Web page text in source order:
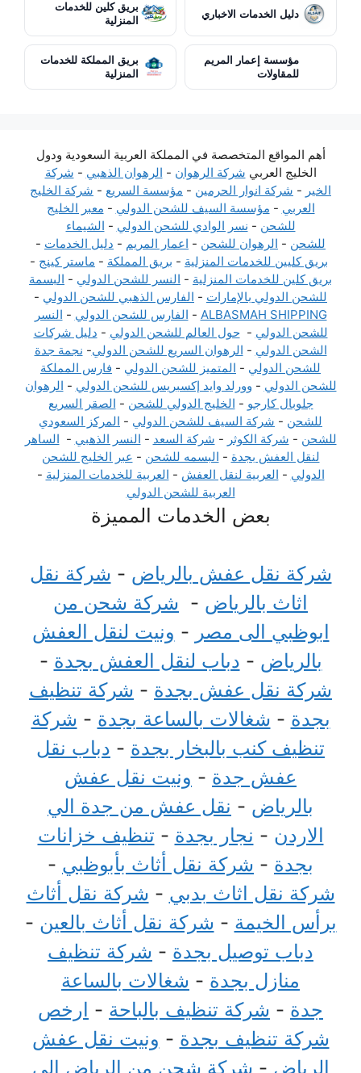
دليل الخدمات الاخباري
بريق كلين للخدمات
المنزلية
مؤسسة إعمار المريم
للمقاولات
بريق المملكة للخدمات
المنزلية
أهم المواقع المتخصصة في المملكة العربية السعودية ودول
الخليج العربي شركة الرهوان - الرهوان الذهبي - شركة
الخير - شركة انوار الحرمين - مؤسسة السريع - شركة الخليج
العربي - مؤسسة السيف للشحن الدولي - معبر الخليج
للشحن - نسر الوادي للشحن الدولي - الشيماء
للشحن - الرهوان للشحن - اعمار المريم - دليل الخدمات -
بريق كليين للخدمات المنزلية - بريق المملكة - ماستر كينج -
بريق كلين للخدمات المنزلية - النسر للشحن الدولي - البسمة
للشحن الدولي بالإمارات - الفارس الذهبي للشحن الدولي -
ALBASMAH SHIPPING
- الفارس للشحن الدولي - النسر
للشحن الدولي -حول العالم للشحن الدولي - دليل شركات
الشحن الدولي - الرهوان السريع للشحن الدولي- نجمة جدة
للشحن الدولي - المتميز للشحن الدولي - فارس المملكة
للشحن الدولي - وورلد وايد إكسبريس للشحن الدولي - الرهوان
جلوبال كارجو - الخليج الدولي للشحن - الصقر السريع
للشحن - شركة السيف للشحن الدولي - المركز السعودي
للشحن - شركة الكوثر - شركة السعد - النسر الذهبي - الساهر
لنقل العفش بجدة - البسمه للشحن - عبر الخليج للشحن
الدولي - العربية لنقل العفش - العربية للخدمات المنزلية -
العربية للشحن الدولي
بعض الخدمات المميزة
شركة نقل عفش بالرياض - شركة نقل
اثاث بالرياض - شركة شحن من
ابوظبي الى مصر - ونيت لنقل العفش
بالرياض - دباب لنقل العفش بجدة -
شركة نقل عفش بجدة - شركة تنظيف
بجدة - شغالات بالساعة بجدة - شركة
تنظيف كنب بالبخار بجدة - دباب نقل
عفش جدة - ونيت نقل عفش
بالرياض - نقل عفش من جدة الي
الاردن - نجار بجدة - تنظيف خزانات
بجدة - شركة نقل أثاث بأبوظبي -
شركة نقل اثاث بدبي - شركة نقل أثاث
برأس الخيمة - شركة نقل أثاث بالعين -
دباب توصيل بجدة - شركة تنظيف
منازل بجدة - شغالات بالساعة
جدة - شركة تنظيف بالباحة - ارخص
شركة تنظيف بجدة - ونيت نقل عفش
الرياض - شركة شحن من الرياض الي